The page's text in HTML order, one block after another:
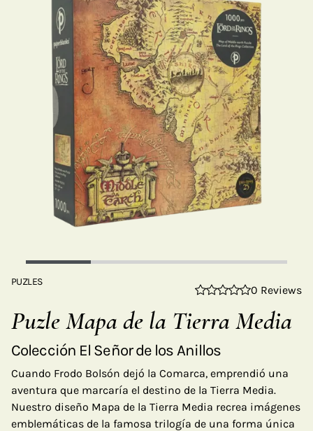
PUZLES
0 Reviews
Puzle Mapa de la Tierra Media
Colección El Señor de los Anillos
Cuando Frodo Bolsón dejó la Comarca, emprendió una
aventura que marcaría el destino de la Tierra Media.
Nuestro diseño Mapa de la Tierra Media recrea imágenes
emblemáticas de la famosa trilogía de una forma única